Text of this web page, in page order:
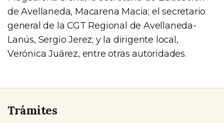
de Avellaneda, Macarena Macia; el secretario
general de la CGT Regional de Avellaneda-
Lanús, Sergio Jerez; y la dirigente local,
Verónica Juárez, entre otras autoridades.
Trámites